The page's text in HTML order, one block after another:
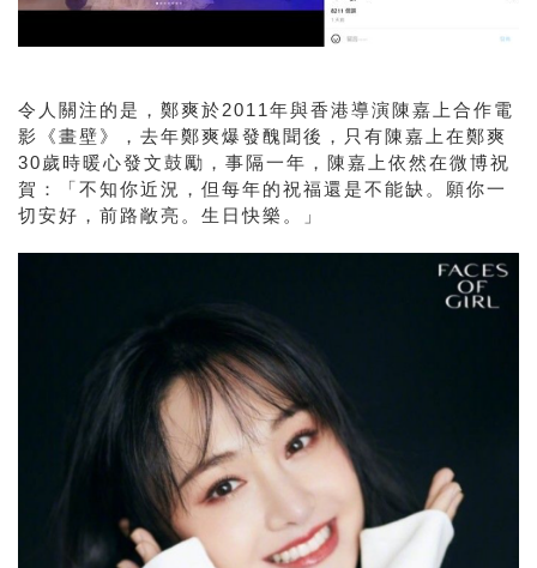
令人關注的是，鄭爽於2011年與香港導演陳嘉上合作電
影《畫壁》，去年鄭爽爆發醜聞後，只有陳嘉上在鄭爽
30歲時暖心發文鼓勵，事隔一年，陳嘉上依然在微博祝
賀：「不知你近況，但每年的祝福還是不能缺。願你一
切安好，前路敞亮。生日快樂。」